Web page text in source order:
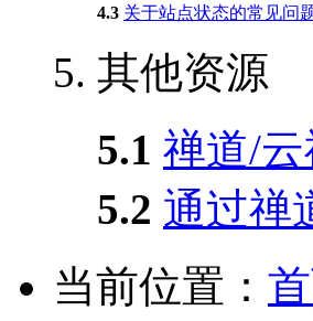
4.3 关于站点状态的常见问
5. 其他资源
5.1 禅道/
5.2 通过禅
当前位置：